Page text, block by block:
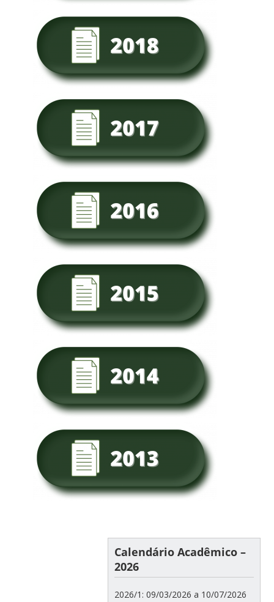
Calendário Acadêmico –
2026
2026/1: 09/03/2026 a 10/07/2026